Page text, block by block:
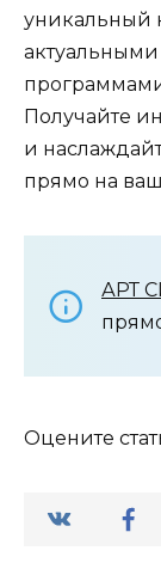
уникальный
Получайте
и
прямо на
АРТ
Оцените